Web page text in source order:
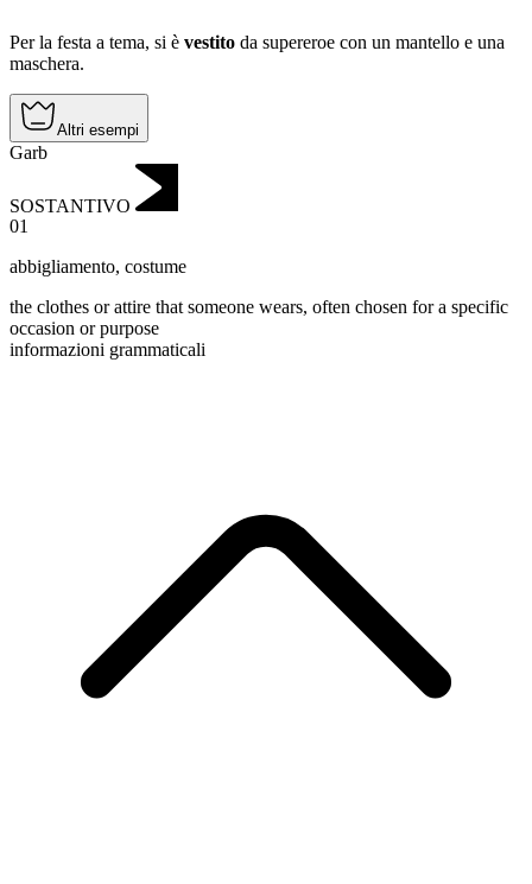
Per la festa a tema, si è vestito da supereroe con un mantello e una
maschera.
Altri esempi
Garb
SOSTANTIVO
01
abbigliamento, costume
the clothes or attire that someone wears, often chosen for a specific
occasion or purpose
informazioni grammaticali